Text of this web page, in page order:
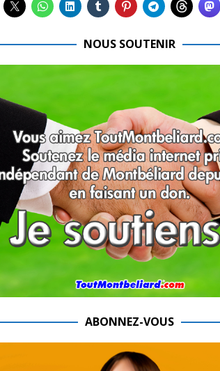
NOUS SOUTENIR
ABONNEZ-VOUS